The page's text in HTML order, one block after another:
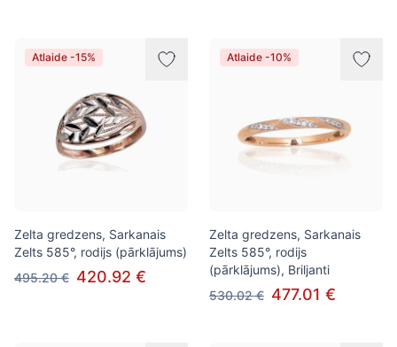
Atlaide -15%
Zelta gredzens, Sarkanais
Zelts 585°, rodijs (pārklājums)
495.20 € 420.92 €
Atlaide -10%
Zelta gredzens, Sarkanais
Zelts 585°, rodijs
(pārklājums), Briljanti
530.02 € 477.01 €